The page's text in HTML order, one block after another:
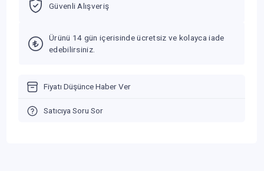
Güvenli Alışveriş
Ürünü 14 gün içerisinde ücretsiz ve kolayca iade
edebilirsiniz.
Fiyatı Düşünce Haber Ver
Satıcıya Soru Sor